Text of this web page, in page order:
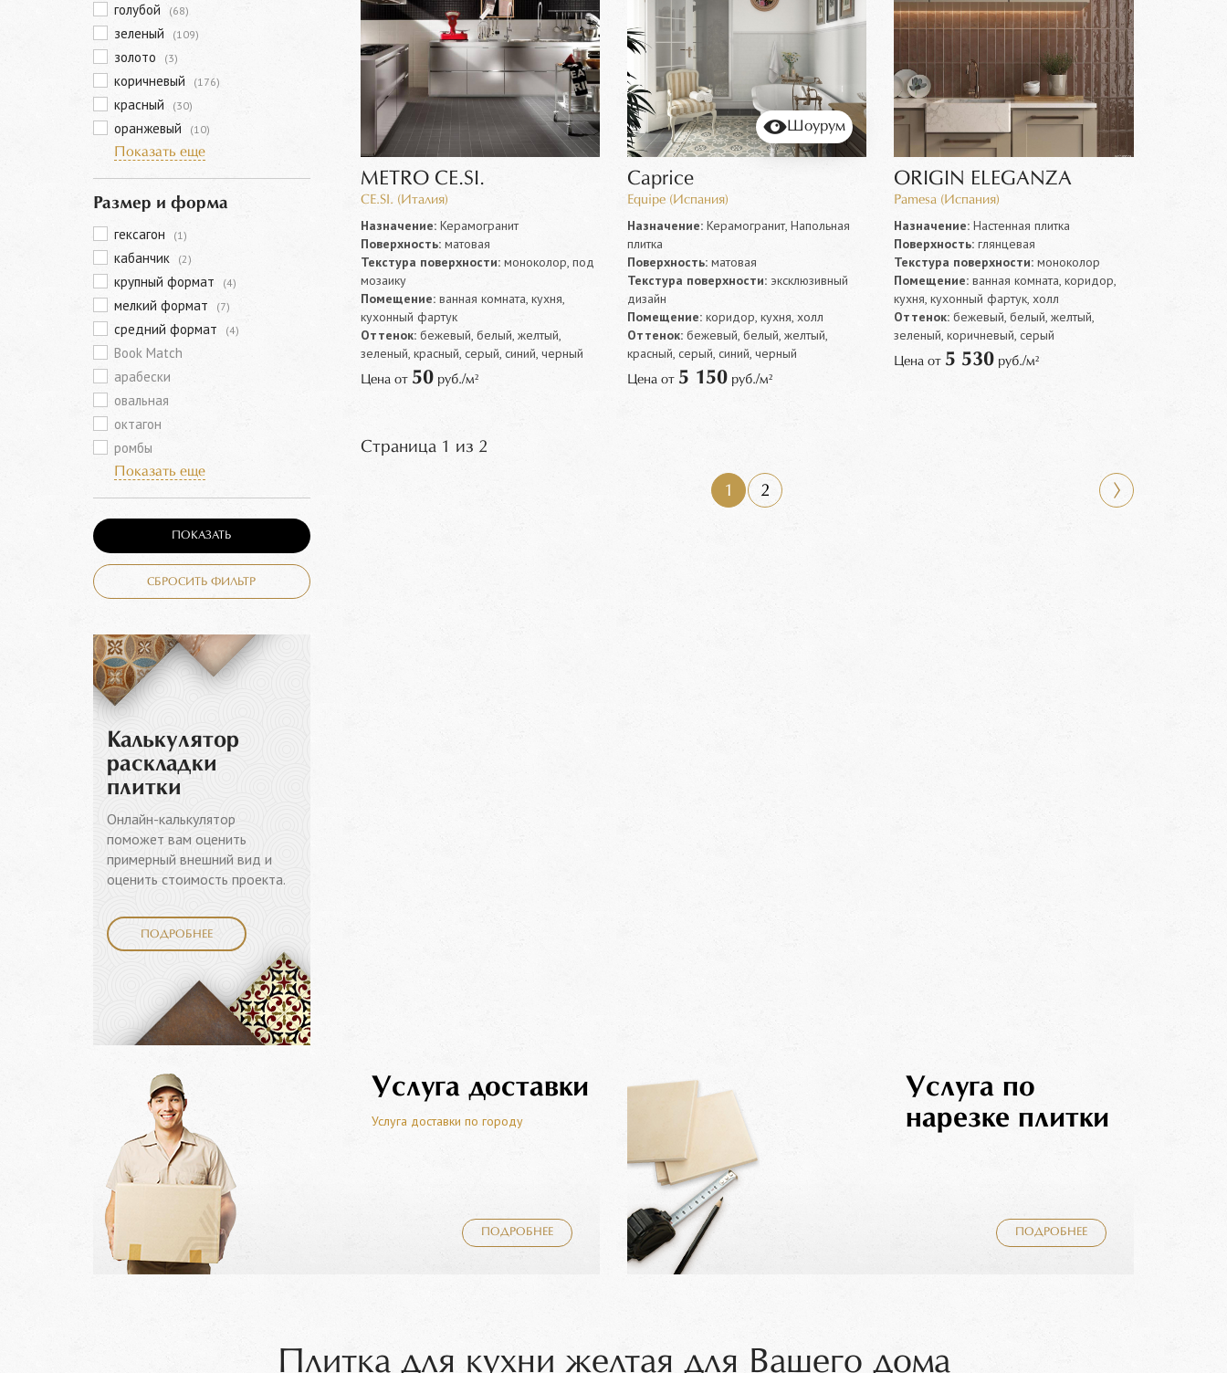
голубой (68)
зеленый (109)
золото (3)
коричневый (176)
красный (30)
оранжевый
(10)
Показать еще
Размер и форма
гексагон (1)
кабанчик (2)
крупный формат (4)
мелкий формат (7)
средний формат (4)
Book Match
арабески
овальная
октагон
ромбы
Показать еще
ПОКАЗАТЬ
СБРОСИТЬ ФИЛЬТР
Калькулятор
раскладки
плитки
Онлайн-калькулятор
поможет вам оценить
примерный внешний вид и
оценить стоимость проекта.
ПОДРОБНЕЕ
METRO CE.SI.
CE.SI. (Италия)
Назначение:Керамогранит
Поверхность:матовая
Текстура поверхности:моноколор, под
мозаику
Помещение:ванная комната, кухня,
кухонный фартук
Оттенок:бежевый, белый, желтый,
зеленый, красный, серый, синий, черный
Цена от 50руб./м²
Шоурум
Caprice
Equipe (Испания)
Назначение:Керамогранит, Напольная
плитка
Поверхность:матовая
Текстура поверхности:эксклюзивный
дизайн
Помещение:коридор, кухня, холл
Оттенок:бежевый, белый, желтый,
красный, серый, синий, черный
Цена от 5 150руб./м²
ORIGIN ELEGANZA
Pamesa (Испания)
Назначение: Настенная плитка
Поверхность: глянцевая
Текстура поверхности: моноколор
Помещение: ванная комната, коридор,
кухня, кухонный фартук, холл
Оттенок: бежевый, белый, желтый,
зеленый, коричневый, серый
Цена от 5 530 руб./м²
Страница 1 из 2
1 2
Услуга доставки
Услуга доставки по городу
ПОДРОБНЕЕ
Услуга по
нарезке плитки
ПОДРОБНЕЕ
Плитка для кухни желтая для Вашего дома